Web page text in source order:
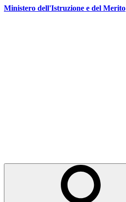
Vai
Vai
Vai
Ministero dell'Istruzione e del Merito